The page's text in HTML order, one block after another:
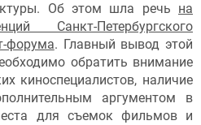
Об этом шла речь на
Санкт-Петербургского
форума. Главный вывод этой
обратить внимание
киноспециалистов, наличие
аргументом в
для съемок фильмов и